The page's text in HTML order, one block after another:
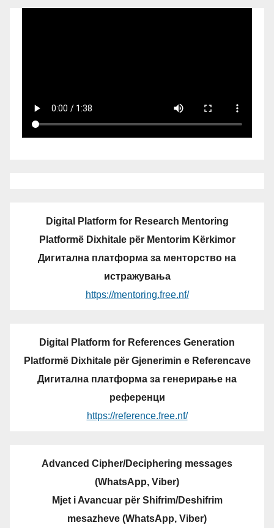
Digital Platform for Research Mentoring
Platformë Dixhitale për Mentorim Kërkimor
Дигитална платформа за менторство на
истражувања
https://mentoring.free.nf/
Digital Platform for References Generation
Platformë Dixhitale për Gjenerimin e Referencave
Дигитална платформа за генерирање на
референци
https://reference.free.nf/
Advanced Cipher/Deciphering messages
(WhatsApp, Viber)
Mjet i Avancuar për Shifrim/Deshifrim
mesazheve (WhatsApp, Viber)